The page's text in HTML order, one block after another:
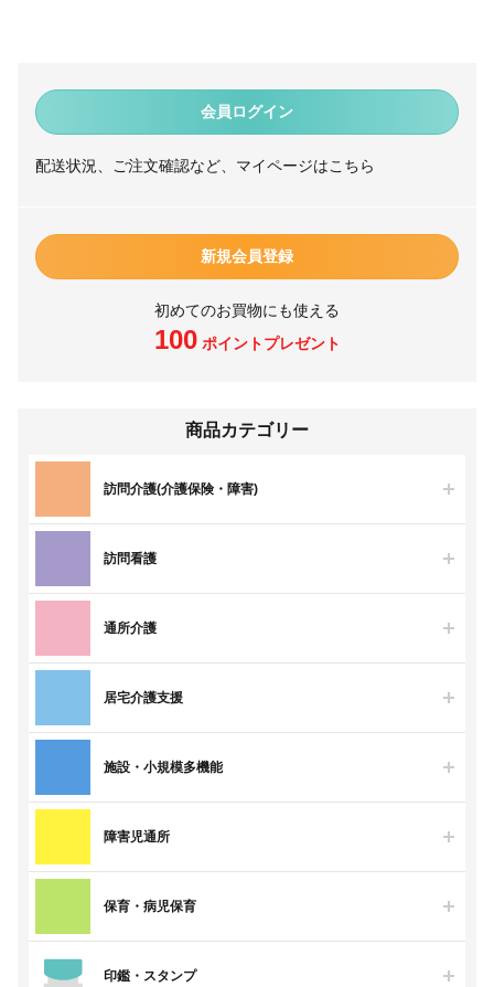
会員ログイン
配送状況、ご注文確認など、マイページはこちら
新規会員登録
初めてのお買物にも使える
100ポイントプレゼント
商品カテゴリー
訪問介護(介護保険・障害)
訪問看護
通所介護
居宅介護支援
施設・小規模多機能
障害児通所
保育・病児保育
印鑑・スタンプ